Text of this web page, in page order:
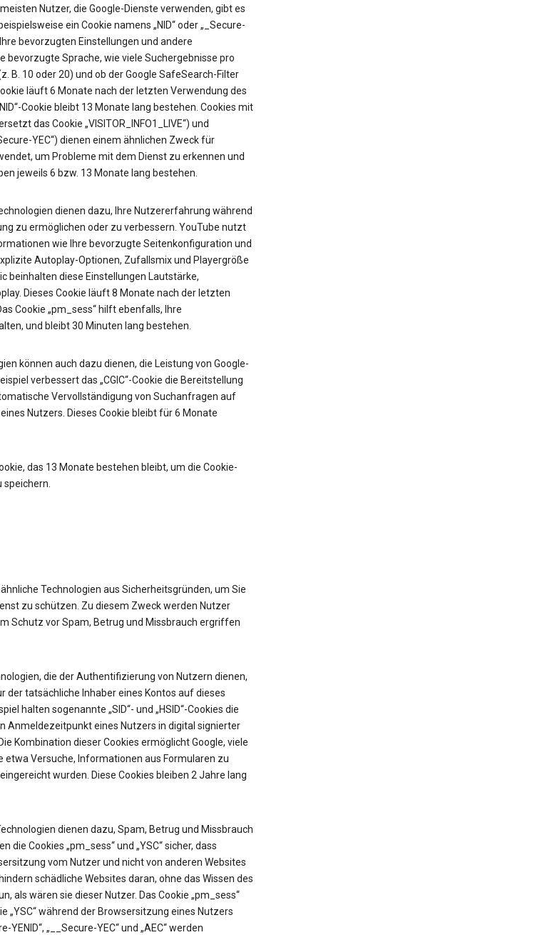
Nutzer, die Google-Dienste verwenden, gibt es
ein Cookie namens „NID“ oder „_Secure-
Ihre bevorzugten Einstellungen und andere
bevorzugte Sprache, wie viele Suchergebnisse pro
B. 10 oder 20) und ob der Google SafeSearch-Filter
läuft 6 Monate nach der letzten Verwendung des
Cookie bleibt 13 Monate lang bestehen. Cookies mit
das Cookie „VISITOR_INFO1_LIVE“) und
YEC“) dienen einem ähnlichen Zweck für
um Probleme mit dem Dienst zu erkennen und
jeweils 6 bzw. 13 Monate lang bestehen.
dienen dazu, Ihre Nutzererfahrung während
zu ermöglichen oder zu verbessern. YouTube nutzt
wie Ihre bevorzugte Seitenkonfiguration und
Autoplay-Optionen, Zufallsmix und Playergröße
beinhalten diese Einstellungen Lautstärke,
Dieses Cookie läuft 8 Monate nach der letzten
Cookie „pm_sess“ hilft ebenfalls, Ihre
und bleibt 30 Minuten lang bestehen.
können auch dazu dienen, die Leistung von Google-
verbessert das „CGIC“-Cookie die Bereitstellung
Vervollständigung von Suchanfragen auf
Nutzers. Dieses Cookie bleibt für 6 Monate
das 13 Monate bestehen bleibt, um die Cookie-
speichern.
Technologien aus Sicherheitsgründen, um Sie
zu schützen. Zu diesem Zweck werden Nutzer
Schutz vor Spam, Betrug und Missbrauch ergriffen
die der Authentifizierung von Nutzern dienen,
der tatsächliche Inhaber eines Kontos auf dieses
halten sogenannte „SID“- und „HSID“-Cookies die
Anmeldezeitpunkt eines Nutzers in digital signierter
Kombination dieser Cookies ermöglicht Google, viele
Versuche, Informationen aus Formularen zu
wurden. Diese Cookies bleiben 2 Jahre lang
dienen dazu, Spam, Betrug und Missbrauch
die Cookies „pm_sess“ und „YSC“ sicher, dass
vom Nutzer und nicht von anderen Websites
schädliche Websites daran, ohne das Wissen des
als wären sie dieser Nutzer. Das Cookie „pm_sess“
„YSC“ während der Browsersitzung eines Nutzers
YENID“, „__Secure-YEC“ und „AEC“ werden